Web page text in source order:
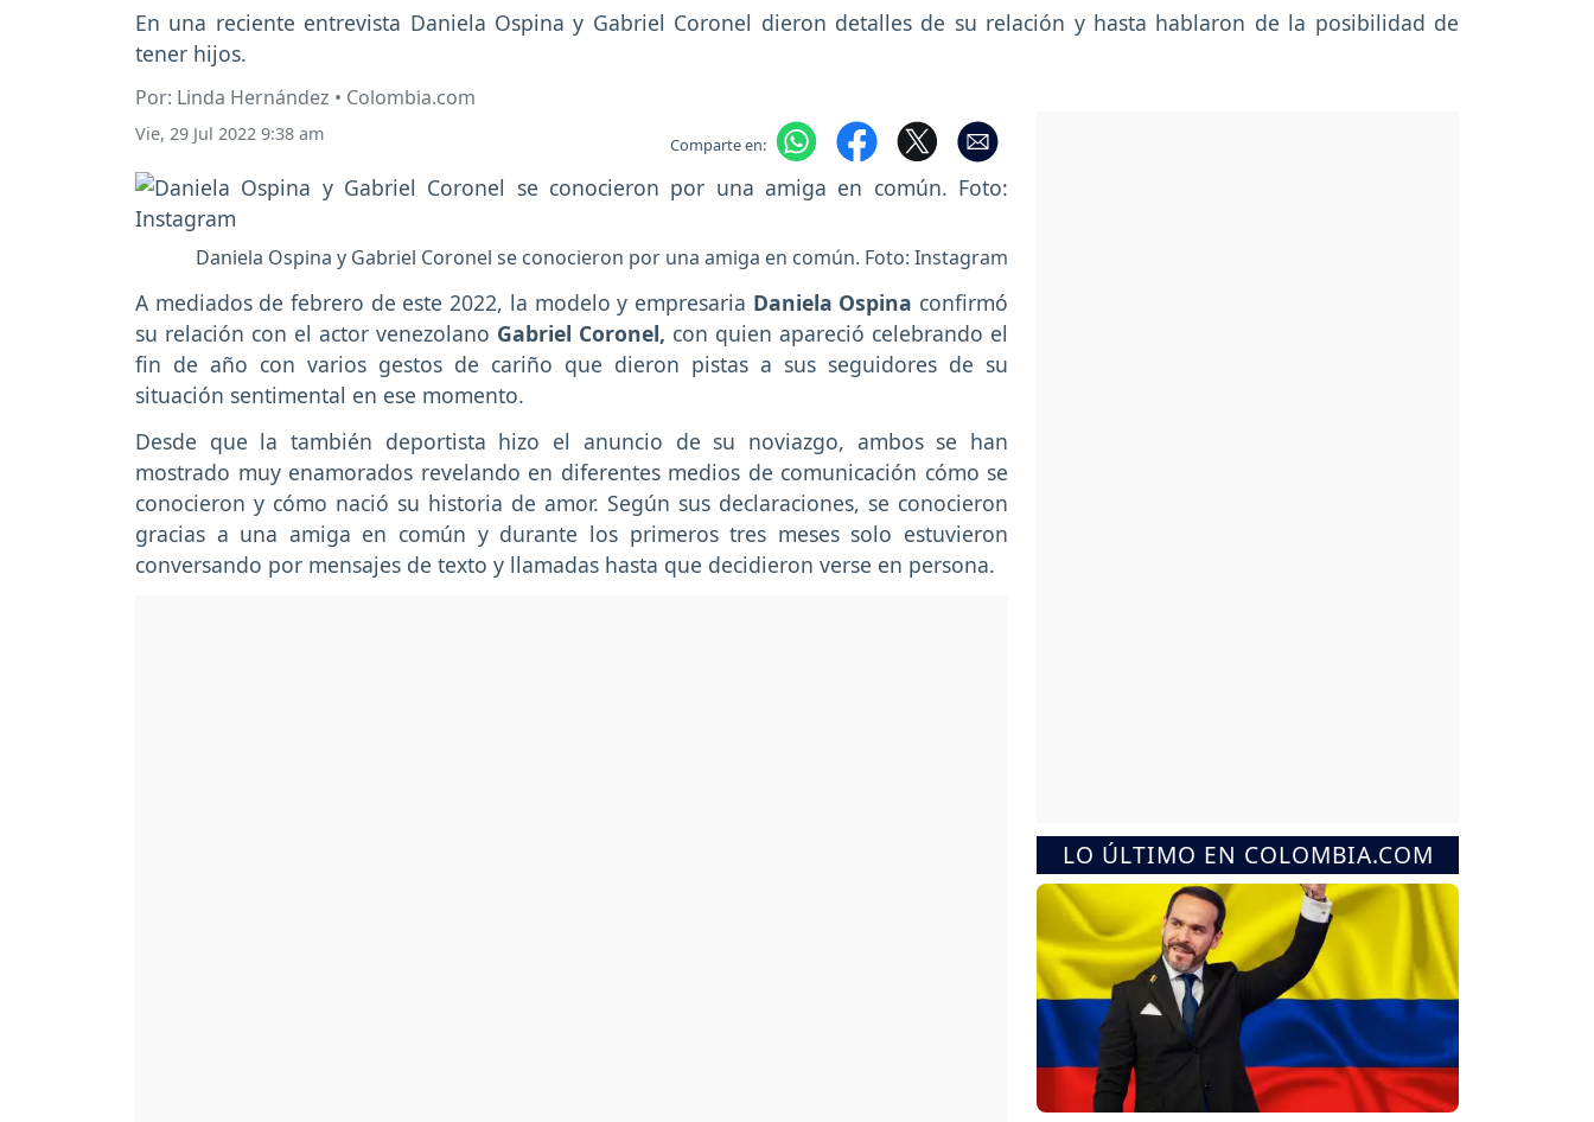
En una reciente entrevista Daniela Ospina y Gabriel Coronel dieron detalles de su relación y hasta hablaron de la posibilidad de
tener hijos.
Por: Linda Hernández • Colombia.com
Vie, 29 Jul 2022 9:38 am Comparte en:
Daniela Ospina y Gabriel Coronel se conocieron por una amiga en común. Foto: Instagram
A mediados de febrero de este 2022, la modelo y empresaria Daniela Ospina confirmó
su relación con el actor venezolano Gabriel Coronel, con quien apareció celebrando el
fin de año con varios gestos de cariño que dieron pistas a sus seguidores de su
situación sentimental en ese momento.
Desde que la también deportista hizo el anuncio de su noviazgo, ambos se han
mostrado muy enamorados revelando en diferentes medios de comunicación cómo se
conocieron y cómo nació su historia de amor. Según sus declaraciones, se conocieron
gracias a una amiga en común y durante los primeros tres meses solo estuvieron
conversando por mensajes de texto y llamadas hasta que decidieron verse en persona.
LO ÚLTIMO EN COLOMBIA.COM